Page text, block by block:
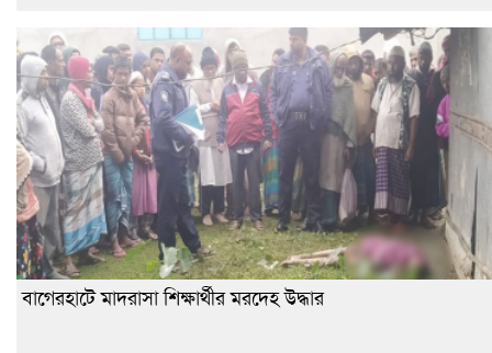
বাগেরহাটে মাদরাসা শিক্ষার্থীর মরদেহ উদ্ধার